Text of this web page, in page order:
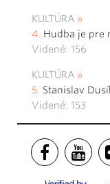
KULTÚRA
Hudba je pre
Videné: 156
KULTÚRA
Stanislav
Videné: 153